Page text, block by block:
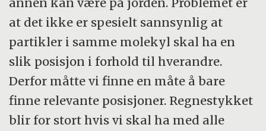
at det ikke er spesielt sannsynlig at
partikler i samme molekyl skal ha en
slik posisjon i forhold til hverandre.
Derfor måtte vi finne en måte å bare
finne relevante posisjoner. Regnestykket
blir for stort hvis vi skal ha med alle